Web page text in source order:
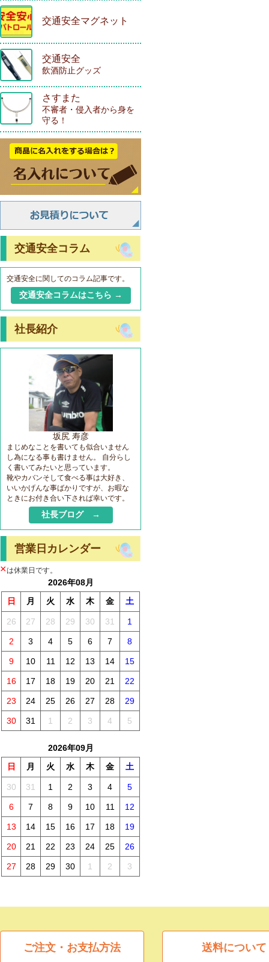
交通安全マグネット
交通安全
飲酒防止グッズ
さすまた
不審者・侵入者から身を
守る！
交通安全コラム
交通安全に関してのコラム記事です。
交通安全コラムはこちら →
社長紹介
坂尻 寿彦
まじめなことを書いても似合いません
し為になる事も書けません。 自分らし
く書いてみたいと思っています。
靴やカバンそして食べる事は大好き、
いいかげんな事ばかりですが、お暇な
ときにお付き合い下されば幸いです。
社長ブログ →
営業日カレンダー
×は休業日です。
2026年08月
日
月 火 水 木 金 土
26 27 28 29 30 31 1
2 3 4 5 6 7 8
9 10 11 12 13 14 15
16 17 18 19 20 21 22
23 24 25 26 27 28 29
30 31 1 2 3 4 5
2026年09月
日
月 火 水 木 金 土
30 31 1 2 3 4 5
6 7 8 9 10 11 12
13 14 15 16 17 18 19
20 21 22 23 24 25 26
27 28 29 30 1 2 3
ご注文・お支払方法 送料について